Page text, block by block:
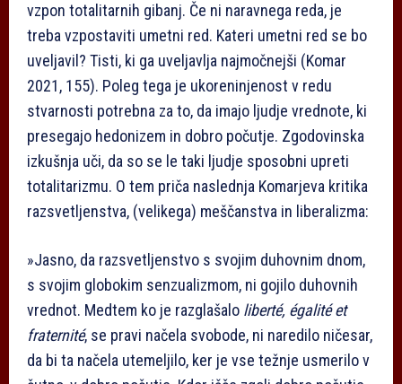
vzpon totalitarnih gibanj. Če ni naravnega reda, je
treba vzpostaviti umetni red. Kateri umetni red se bo
uveljavil? Tisti, ki ga uveljavlja najmočnejši (Komar
2021, 155). Poleg tega je ukoreninjenost v redu
stvarnosti potrebna za to, da imajo ljudje vrednote, ki
presegajo hedonizem in dobro počutje. Zgodovinska
izkušnja uči, da so se le taki ljudje sposobni upreti
totalitarizmu. O tem priča naslednja Komarjeva kritika
razsvetljenstva, (velikega) meščanstva in liberalizma:
»Jasno, da razsvetljenstvo s svojim duhovnim dnom,
s svojim globokim senzualizmom, ni gojilo duhovnih
vrednot. Medtem ko je razglašalo liberté, égalité et
fraternité, se pravi načela svobode, ni naredilo ničesar,
da bi ta načela utemeljilo, ker je vse težnje usmerilo v